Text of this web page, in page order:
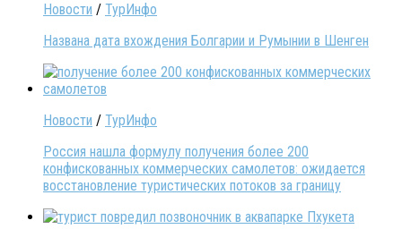
Новости / ТурИнфо
Названа дата вхождения Болгарии и Румынии в Шенген
Новости / ТурИнфо
Россия нашла формулу получения более 200
конфискованных коммерческих самолетов: ожидается
восстановление туристических потоков за границу